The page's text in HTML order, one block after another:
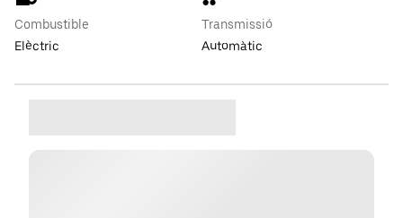
Combustible
Elèctric
Transmissió
Automàtic